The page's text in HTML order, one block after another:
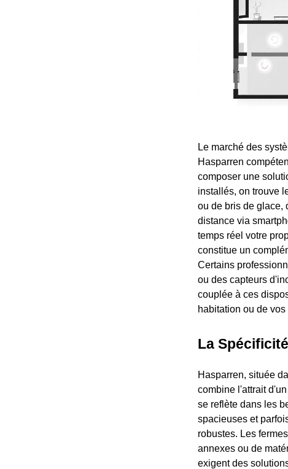
Le marché des
Hasparren
composer une
installés, on trouve
ou de bris de glace,
distance via
temps réel votre
constitue un
Certains
ou des capteurs
couplée à ces
habitation ou de
La
Hasparren, située
combine l'attrait
se reflète dans les
spacieuses et
robustes. Les
annexes ou de
exigent des